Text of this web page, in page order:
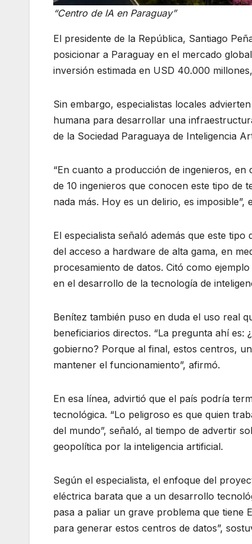
“Centro de IA en Paraguay”
El presidente de la República, Santiago
posicionar a Paraguay en el mercado
inversión estimada en USD 40.000
Sin embargo, especialistas locales
humana para desarrollar una
de la Sociedad Paraguaya de Inteligencia
“En cuanto a producción de ingenieros,
de 10 ingenieros que conocen este tipo de
nada más. Hoy es un delirio, es
El especialista señaló además que este
del acceso a hardware de alta gama, en
procesamiento de datos. Citó como
en el desarrollo de la tecnología de
Benítez también puso en duda el uso real
beneficiarios directos. “La pregunta ahí
gobierno? Porque al final, estos centros,
mantener el funcionamiento”, afirmó.
En esa línea, advirtió que el país podría
tecnológica. “Lo peligroso es que quien
del mundo”, señaló, al tiempo de advertir
geopolítica por la inteligencia artificial.
Según el especialista, el enfoque del
eléctrica barata que a un desarrollo
pasa a paliar un grave problema que tiene
para generar estos centros de datos”,